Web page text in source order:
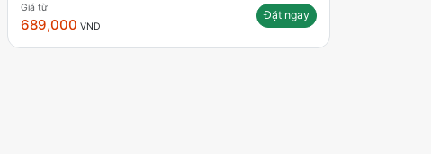
Giá từ
689,000 VND
Đặt ngay